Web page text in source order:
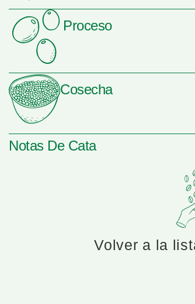
Proceso
Cosecha
Notas De Cata
Volver a la